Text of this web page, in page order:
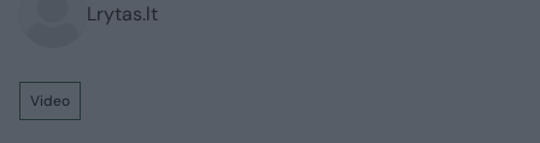
Lrytas.lt
Video